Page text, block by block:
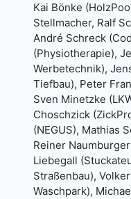
Kai Bönke
Stellmacher, Ralf
André Schreck
(Physiotherapie),
Werbetechnik),
Tiefbau), Peter
Sven Minetzke
Choschzick
(NEGUS), Mathias
Reiner
Liebegall
Straßenbau),
Waschpark),